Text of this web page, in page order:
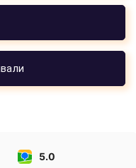
5.0